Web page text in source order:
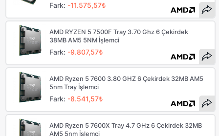
Fark: -11.575,57₺
AMD RYZEN 5 7500F Tray 3.70 Ghz 6 Çekirdek
38MB AM5 5NM İşlemci
Fark: -9.807,57₺
AMD Ryzen 5 7600 3.80 GHZ 6 Çekirdek 32MB AM5
5nm Tray İşlemci
Fark: -8.541,57₺
AMD Ryzen 5 7600X Tray 4.7 GHz 6 Çekirdek 32MB
AM5 5nm İşlemci